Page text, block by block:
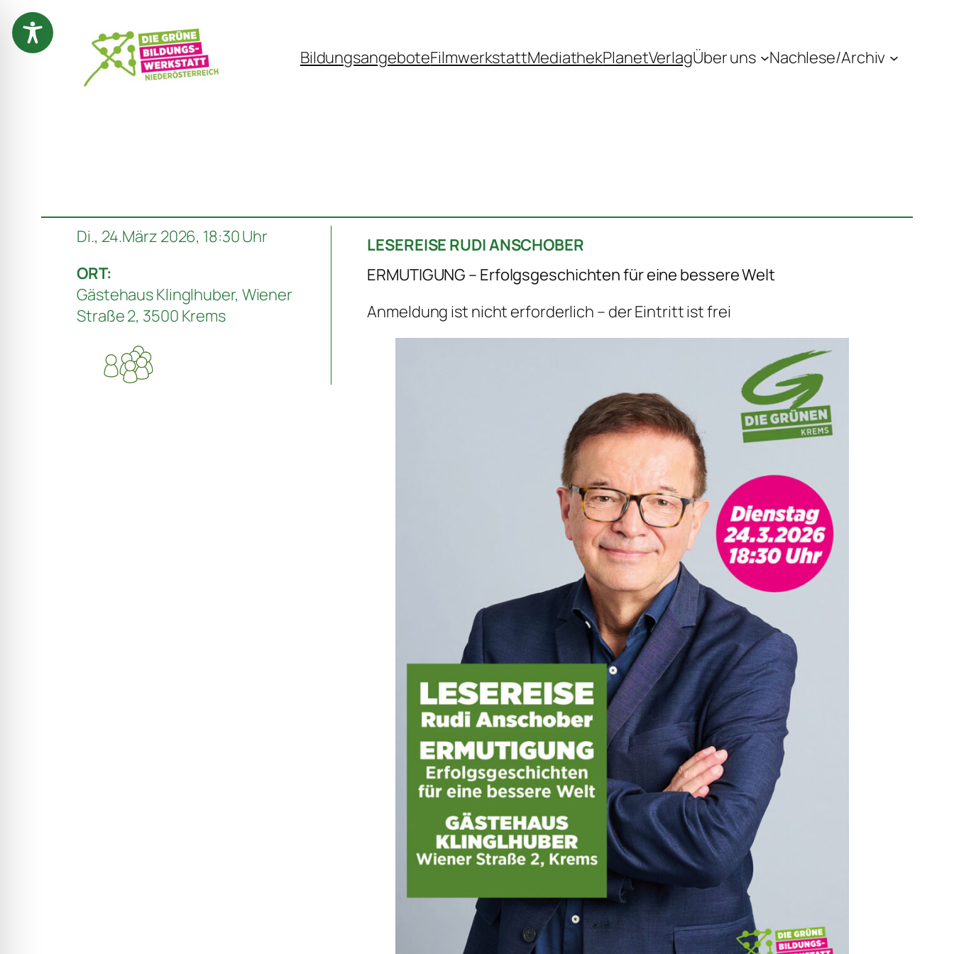
Zum
Inhalt
springen
BildungsangeboteFilmwerkstattMediathekPlanetVerlagÜber uns Nachlese/Archiv
Di., 24.März 2026, 18:30 Uhr
ORT:
Gästehaus Klinglhuber, Wiener
Straße 2, 3500 Krems
LESEREISE RUDI ANSCHOBER
ERMUTIGUNG – Erfolgsgeschichten für eine bessere Welt
Anmeldung ist nicht erforderlich – der Eintritt ist frei